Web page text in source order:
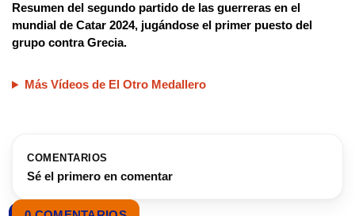
Resumen del segundo partido de las guerreras en el
mundial de Catar 2024, jugándose el primer puesto del
grupo contra Grecia.
Más Vídeos de El Otro Medallero
COMENTARIOS
Sé el primero en comentar